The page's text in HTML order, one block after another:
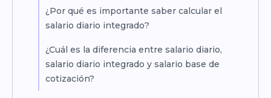
¿Por qué es importante saber calcular el
salario diario integrado?
¿Cuál es la diferencia entre salario diario,
salario diario integrado y salario base de
cotización?